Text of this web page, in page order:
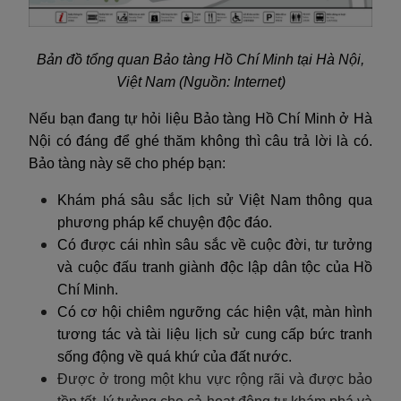
Bản đồ tổng quan Bảo tàng Hồ Chí Minh tại Hà Nội,
Việt Nam (Nguồn: Internet)
Nếu bạn đang tự hỏi liệu Bảo tàng Hồ Chí Minh ở Hà
Nội có đáng để ghé thăm không thì câu trả lời là có.
Bảo tàng này sẽ cho phép bạn:
Khám phá sâu sắc lịch sử Việt Nam thông qua
phương pháp kể chuyện độc đáo.
Có được cái nhìn sâu sắc về cuộc đời, tư tưởng
và cuộc đấu tranh giành độc lập dân tộc của Hồ
Chí Minh.
Có cơ hội chiêm ngưỡng các hiện vật, màn hình
tương tác và tài liệu lịch sử cung cấp bức tranh
sống động về quá khứ của đất nước.
Được ở trong một khu vực rộng rãi và được bảo